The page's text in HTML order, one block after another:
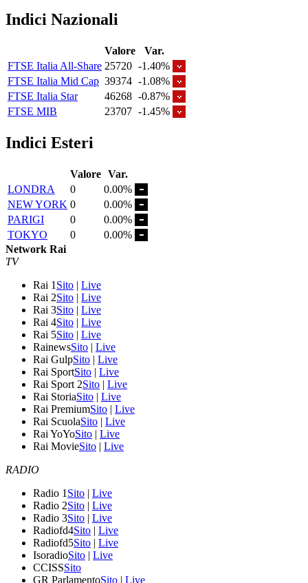
Indici Nazionali
Valore
Var.
FTSE Italia All-Share 25720 -1.40%
FTSE Italia Mid Cap 39374 -1.08%
FTSE Italia Star
46268 -0.87%
FTSE MIB
23707 -1.45%
Indici Esteri
Valore Var.
LONDRA
0
0.00%
NEW YORK 0
0.00%
PARIGI
0
0.00%
TOKYO
0
0.00%
Network Rai
TV
Rai 1 Sito | Live
Rai 2Sito | Live
Rai 3Sito | Live
Rai 4Sito | Live
Rai 5Sito | Live
RainewsSito | Live
Rai GulpSito | Live
Rai SportSito | Live
Rai Sport 2Sito | Live
Rai StoriaSito | Live
Rai PremiumSito | Live
Rai ScuolaSito | Live
Rai YoYoSito | Live
Rai MovieSito | Live
RADIO
Radio 1 Sito | Live
Radio 2Sito | Live
Radio 3Sito | Live
Radiofd4Sito | Live
Radiofd5Sito | Live
IsoradioSito | Live
CCISSSito
GR ParlamentoSito | Live